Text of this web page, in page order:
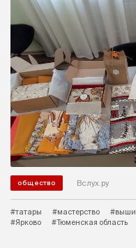
общество Вслух.ру
#татары #мастерство
#Ярково
#Тюменская область